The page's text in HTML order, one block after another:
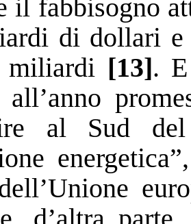
il fabbisogno
di dollari e
miliardi [13].
al Sud